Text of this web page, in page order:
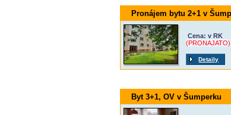
Pronájem bytu 2+1 v
Cena: v RK
(PRONAJATO)
Detaily
Byt 3+1, OV v Šumperku